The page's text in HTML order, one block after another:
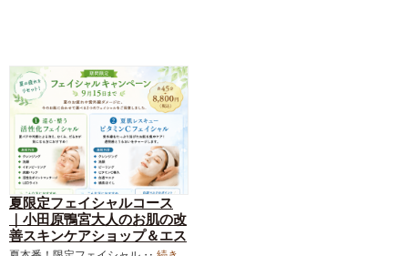
夏限定フェイシャルコース
｜小田原鴨宮大人のお肌の改
善スキンケアショップ＆エス
テサロン｜ダーマロジカ｜お